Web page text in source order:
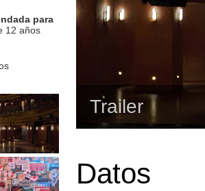
para
12 años
Trailer
Datos